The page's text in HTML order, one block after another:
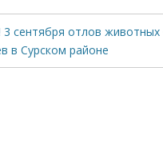
3 сентября отлов животных
в Сурском районе